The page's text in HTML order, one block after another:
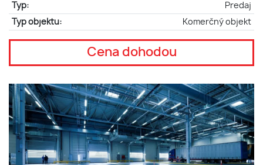
Typ:
Predaj
Typ objektu:
Komerčný objekt
Cena dohodou